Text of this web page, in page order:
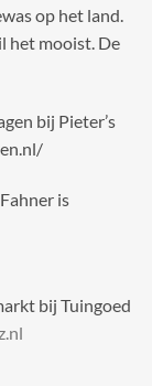
op het land.
het mooist. De
bij Pieter’s
is
bij Tuingoed